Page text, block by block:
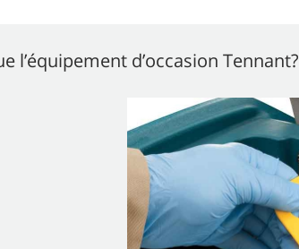
l’équipement d’occasion Tennant?